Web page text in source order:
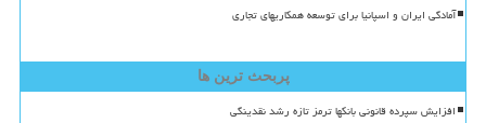
آمادگی ایران و اسپانیا برای توسعه همکاریهای تجاری
پربحث ترین ها
افزایش سپرده قانونی بانکها ترمز تازه رشد نقدینگی